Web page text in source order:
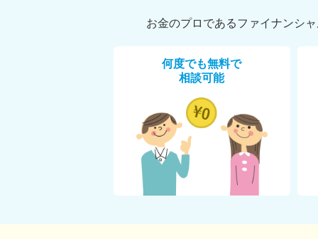
お金のプロであるファイナンシ
何度でも無料で
相談可能